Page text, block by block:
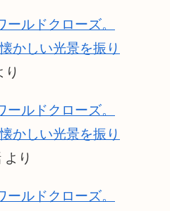
ルドクローズ。
かしい光景を振り
り
ルドクローズ。
かしい光景を振り
より
ルドクローズ。